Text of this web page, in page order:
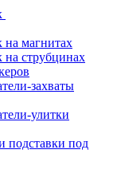
на магнитах
на струбцинах
захваты
улитки
подставки под